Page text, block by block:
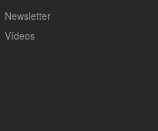
Newsletter
Vídeos